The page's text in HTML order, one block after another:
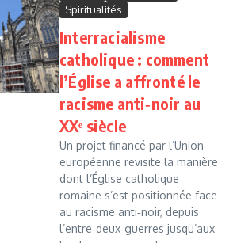
Spiritualités
Interracialisme
catholique : comment
l’Église a affronté le
racisme anti‑noir au
XXᵉ siècle
Un projet financé par l’Union
européenne revisite la manière
dont l’Église catholique
romaine s’est positionnée face
au racisme anti‑noir, depuis
l’entre‑deux‑guerres jusqu’aux